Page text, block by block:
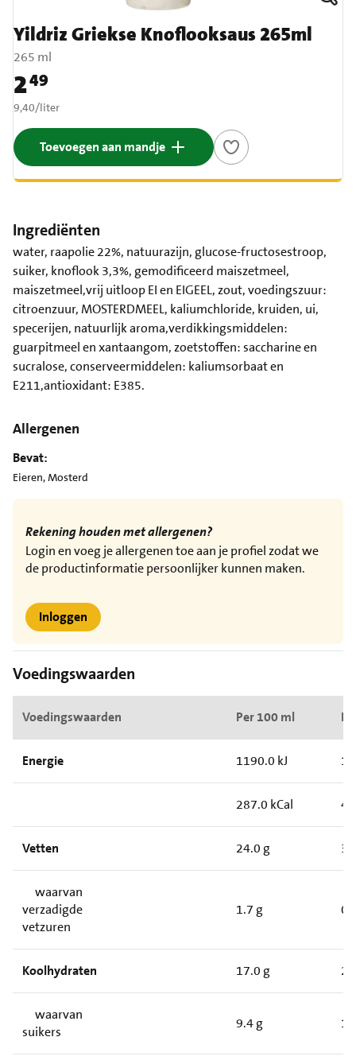
Yildriz Griekse Knoflooksaus 265ml
265 ml
Prijs: € 2,49
249
€ 9,40 per liter
9,40/liter
Toevoegen aan mandje
Ingrediënten
water, raapolie 22%, natuurazijn, glucose-fructosestroop,
suiker, knoflook 3,3%, gemodificeerd maiszetmeel,
maiszetmeel,vrij uitloop EI en EIGEEL, zout, voedingszuur:
citroenzuur, MOSTERDMEEL, kaliumchloride, kruiden, ui,
specerijen, natuurlijk aroma,verdikkingsmiddelen:
guarpitmeel en xantaangom, zoetstoffen: saccharine en
sucralose, conserveermiddelen: kaliumsorbaat en
E211,antioxidant: E385.
Allergenen
Bevat:
Eieren, Mosterd
Rekening houden met allergenen?
Login en voeg je allergenen toe aan je profiel zodat we
de productinformatie persoonlijker kunnen maken.
Inloggen
Voedingswaarden
Voedingswaarden Per 100 ml
Energie 1190.0 kJ
287.0 kCal
Vetten 24.0 g
waarvan
verzadigde
vetzuren
1.7 g
Koolhydraten 17.0 g
waarvan
suikers
9.4 g